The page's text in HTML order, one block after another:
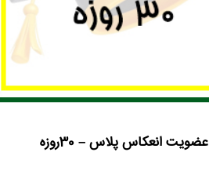
عضویت انعکاس پلاس – 30روزه